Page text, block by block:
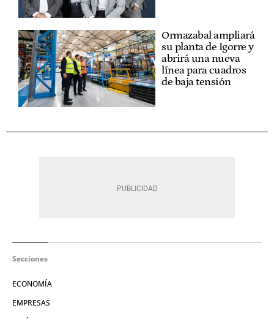
Ormazabal ampliará
su planta de Igorre y
abrirá una nueva
línea para cuadros
de baja tensión
Secciones
ECONOMÍA
EMPRESAS